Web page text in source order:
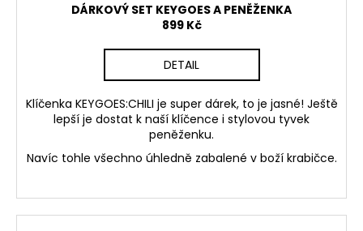
DÁRKOVÝ SET KEYGOES A PENĚŽENKA
899 Kč
DETAIL
Klíčenka KEYGOES:CHILI je super dárek, to je jasné! Ještě
lepší je dostat k naší klíčence i stylovou tyvek
peněženku.
Navíc tohle všechno úhledně zabalené v boží krabičce.